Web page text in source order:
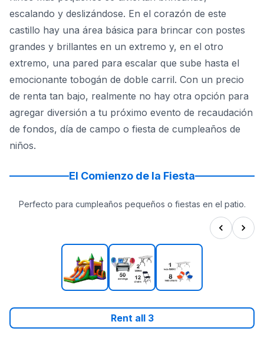
escalando y deslizándose. En el corazón de este
castillo hay una área básica para brincar con postes
grandes y brillantes en un extremo y, en el otro
extremo, una pared para escalar que sube hasta el
emocionante tobogán de doble carril. Con un precio
de renta tan bajo, realmente no hay otra opción para
agregar diversión a tu próximo evento de recaudación
de fondos, día de campo o fiesta de cumpleaños de
niños.
El Comienzo de la Fiesta
Perfecto para cumpleaños pequeños o fiestas en el patio.
Rent all 3